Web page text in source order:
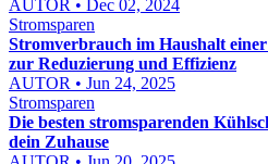
AUTOR • Dec 02, 2024
Stromsparen
Stromverbrauch im Haushalt
zur Reduzierung und Effizienz
AUTOR • Jun 24, 2025
Stromsparen
Die besten stromsparenden
dein Zuhause